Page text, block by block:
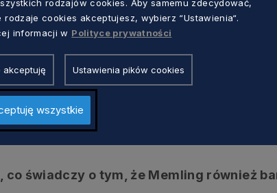
motyla, odpowiadające idealnie rusałce
całej Europy. Skrzydła na
podbrzusze i częściowo brzuch
ciała. Wrażenie zrogowaciałej skóry
i poprzecznej bruzdy, biegnącej
co świadczy o tym, że Memling również
rodzajów cookies. Aby samemu zdecydować,
rodzaje cookies akceptujesz, wybierz “Ustawienia“.
informacji w Polityce prywatności
akceptuję Ustawienia pików cookies
wszystkie